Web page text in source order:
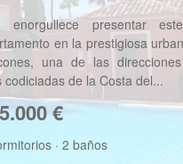
enorgullece presentar
en la prestigiosa
una de las
codiciadas de la Costa del...
€
· 2 baños